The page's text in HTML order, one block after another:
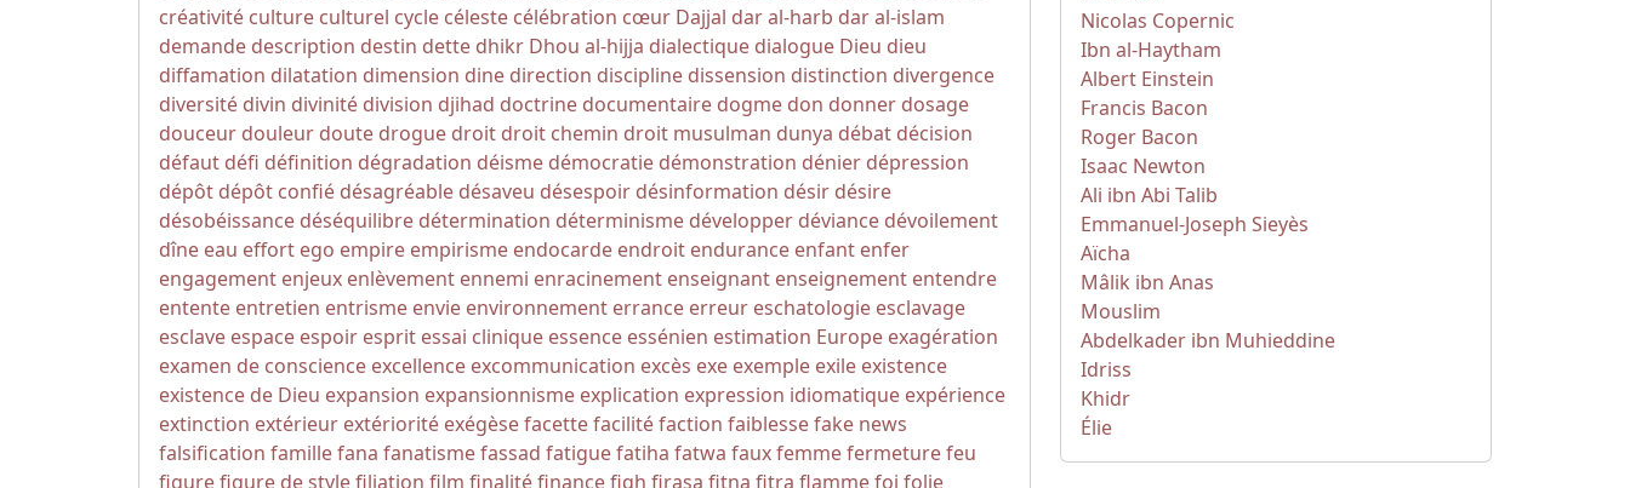
créativité culture culturel cycle céleste célébration cœur Dajjal dar al-harb dar al-islam
demande description destin dette dhikr Dhou al-hijja dialectique dialogue Dieu dieu
diffamation dilatation dimension dine direction discipline dissension distinction divergence
diversité divin divinité division djihad doctrine documentaire dogme don donner dosage
douceur douleur doute drogue droit droit chemin droit musulman dunya débat décision
défaut défi définition dégradation déisme démocratie démonstration dénier dépression
dépôt dépôt confié désagréable désaveu désespoir désinformation désir désire
désobéissance déséquilibre détermination déterminisme développer déviance dévoilement
dîne eau effort ego empire empirisme endocarde endroit endurance enfant enfer
engagement enjeux enlèvement ennemi enracinement enseignant enseignement entendre
entente entretien entrisme envie environnement errance erreur eschatologie esclavage
esclave espace espoir esprit essai clinique essence essénien estimation Europe exagération
examen de conscience excellence excommunication excès exe exemple exile existence
existence de Dieu expansion expansionnisme explication expression idiomatique expérience
extinction extérieur extériorité exégèsefacettefacilitéfaction faiblessefake news
falsification famillefana fanatismefassad fatiguefatiha fatwa fauxfemmefermeturefeu
figurefigure de stylefiliation film finalitéfinancefiqh firasa fitna fitra flammefoi folie
Nicolas Copernic
Ibn al-Haytham
Albert Einstein
Francis Bacon
Roger Bacon
Isaac Newton
Ali ibn Abi Talib
Emmanuel-Joseph Sieyès
Aïcha
Mâlik ibn Anas
Mouslim
Abdelkader ibn Muhieddine
Idriss
Khidr
Élie